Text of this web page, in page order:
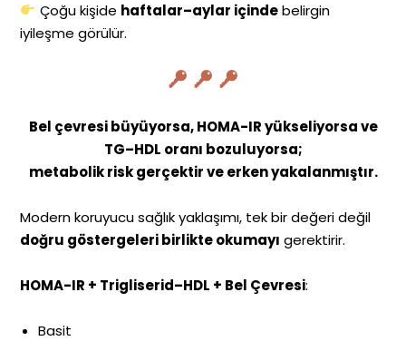
Çoğu kişide haftalar–aylar içindebelirgin
iyileşme görülür.
Bel çevresi büyüyorsa, HOMA-IR yükseliyorsa ve
TG–HDL oranı bozuluyorsa;
metabolik risk gerçektir ve erken yakalanmıştır.
Modern koruyucu sağlık yaklaşımı, tek bir değeri değil
doğru göstergeleri birlikte okumayı gerektirir.
HOMA-IR + Trigliserid–HDL + Bel Çevresi:
Basit